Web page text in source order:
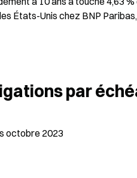
États-Unis chez BNP
par
octobre 2023